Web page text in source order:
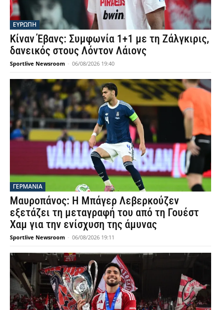
ΕΥΡΩΠΗ
Κίναν Έβανς: Συμφωνία 1+1 με τη Ζάλγκιρις,
δανεικός στους Λόντον Λάιονς
Sportlive Newsroom - 06/08/2026 19:40
ΓΕΡΜΑΝΙΑ
Μαυροπάνος: Η Μπάγερ Λεβερκούζεν
εξετάζει τη μεταγραφή του από τη Γουέστ
Χαμ για την ενίσχυση της άμυνας
Sportlive Newsroom - 06/08/2026 19:11